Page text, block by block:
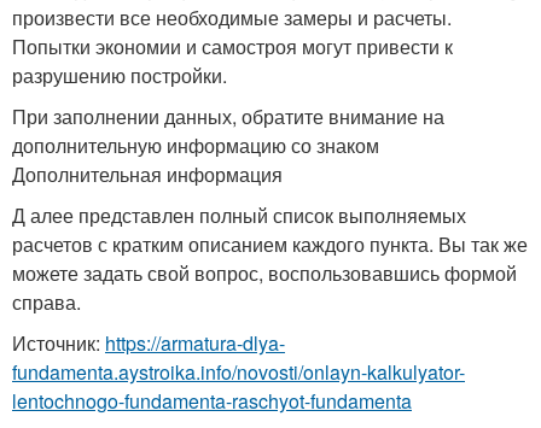
произвести все необходимые замеры и расчеты.
Попытки экономии и самостроя могут привести к
разрушению постройки.
При заполнении данных, обратите внимание на
дополнительную информацию со знаком
Дополнительная информация
Д алее представлен полный список выполняемых
расчетов с кратким описанием каждого пункта. Вы так же
можете задать свой вопрос, воспользовавшись формой
справа.
Источник: https://armatura-dlya-
fundamenta.aystroika.info/novosti/onlayn-kalkulyator-
lentochnogo-fundamenta-raschyot-fundamenta